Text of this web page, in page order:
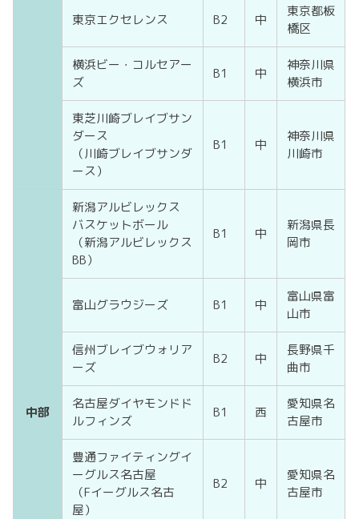
東京エクセレンス B2 中
東京都板
橋区
横浜ビー・コルセアー
ズ
B1 中
神奈川県
横浜市
東芝川崎ブレイブサン
ダース
（川崎ブレイブサンダ
ース）
B1 中
神奈川県
川崎市
中部
新潟アルビレックス
バスケットボール
（新潟アルビレックス
BB）
B1 中
新潟県長
岡市
富山グラウジーズ B1 中
富山県富
山市
信州ブレイブウォリア
ーズ
B2 中
長野県千
曲市
名古屋ダイヤモンドド
ルフィンズ
B1 西
愛知県名
古屋市
豊通ファイティングイ
ーグルス名古屋
（Fイーグルス名古
屋）
B2 中
愛知県名
古屋市